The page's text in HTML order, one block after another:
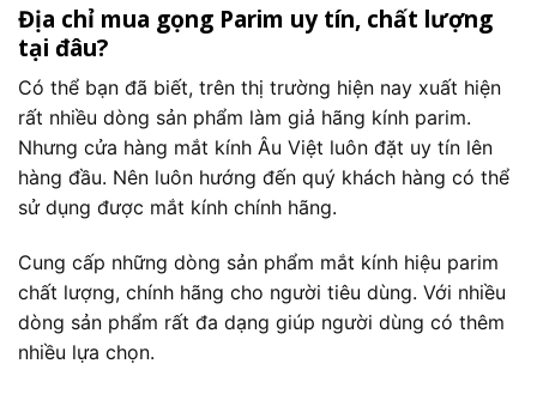
Địa chỉ mua gọng Parim uy tín, chất lượng
tại đâu?
Có thể bạn đã biết, trên thị trường hiện nay xuất hiện
rất nhiều dòng sản phẩm làm giả hãng kính parim.
Nhưng cửa hàng mắt kính Âu Việt luôn đặt uy tín lên
hàng đầu. Nên luôn hướng đến quý khách hàng có thể
sử dụng được mắt kính chính hãng.
Cung cấp những dòng sản phẩm mắt kính hiệu parim
chất lượng, chính hãng cho người tiêu dùng. Với nhiều
dòng sản phẩm rất đa dạng giúp người dùng có thêm
nhiều lựa chọn.